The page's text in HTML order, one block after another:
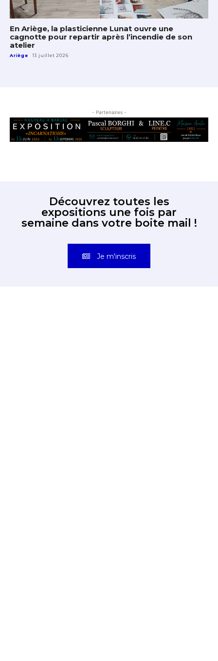
En Ariège, la plasticienne Lunat ouvre une
cagnotte pour repartir après l’incendie de son
atelier
Ariège 13 juillet 2026
- Partenaires -
Découvrez toutes les
expositions une fois par
semaine dans votre boite mail !
Je m'inscris